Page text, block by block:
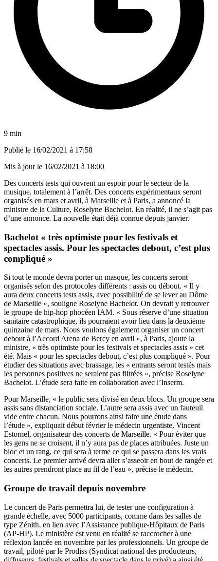
9 min
Publié le 16/02/2021 à 17:58
Mis à jour le 16/02/2021 à 18:00
Des concerts tests qui ouvrent un espoir pour le secteur de la
musique, totalement à l’arrêt. Des concerts expérimentaux seront
organisés en mars et avril, à Marseille et à Paris, a annoncé la
ministre de la Culture, Roselyne Bachelot. En réalité, il ne s’agit pas
d’une annonce. La nouvelle était déjà connue depuis janvier.
Bachelot « très optimiste pour les festivals et
spectacles assis. Pour les spectacles debout, c’est plus
compliqué »
Si tout le monde devra porter un masque, les concerts seront
organisés selon des protocoles différents : assis ou débout. « Il y
aura deux concerts tests assis, avec possibilité de se lever au Dôme
de Marseille », souligne Roselyne Bachelot. On devrait y retrouver
le groupe de hip-hop phocéen IAM. « Sous réserve d’une situation
sanitaire catastrophique, ils pourraient avoir lieu dans la deuxième
quinzaine de mars. Nous voulons également organiser un concert
debout à l’Accord Arena de Bercy en avril », à Paris, ajoute la
ministre, « très optimiste pour les festivals et spectacles assis » cet
été. Mais « pour les spectacles debout, c’est plus compliqué ». Pour
étudier des situations avec brassage, les « entrants seront testés mais
les personnes positives ne seraient pas filtrées », précise Roselyne
Bachelot. L’étude sera faite en collaboration avec l’Inserm.
Pour Marseille, « le public sera divisé en deux blocs. Un groupe sera
assis sans distanciation sociale. L’autre sera assis avec un fauteuil
vide entre chacun. Nous pourrons ainsi faire une étude dans
l’étude », expliquait début févrierle médecin urgentiste, Vincent
Estornel, organisateur des concerts de Marseille. « Pour éviter que
les gens ne se croisent, il n’y aura pas de places attribuées. Juste un
bloc et un rang, ce qui sera à terme ce qui se passera dans les vrais
concerts. Le premier arrivé devra aller s’asseoir en bout de rangée et
les autres prendront place au fil de l’eau », précise le médecin.
Groupe de travail depuis novembre
Le concert de Paris permettra lui, de tester une configuration à
grande échelle, avec 5000 participants, comme dans les salles de
type Zénith, en lien avec l’Assistance publique-Hôpitaux de Paris
(AP-HP). Le ministère est venu en réalité se raccrocher à une
réflexion lancée en novembre par les professionnels. Un groupe de
travail, piloté par le Prodiss (Syndicat national des producteurs,